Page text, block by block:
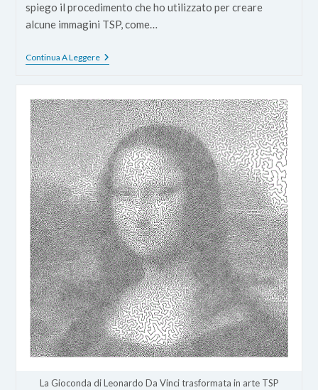
spiego il procedimento che ho utilizzato per creare
alcune immagini TSP, come…
Continua A LeggereCome
Creare
Partendo
Da
Un’immagine
La Gioconda di Leonardo Da Vinci trasformata in arte TSP